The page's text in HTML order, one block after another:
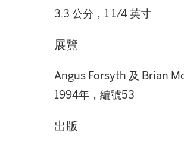
3.3 公分，1 1/4 英寸
展覽
Angus Forsyth 及 Brian
1994年，編號53
出版